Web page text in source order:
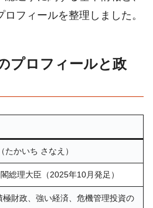
フィールを整理しました。
プロフィールと政
たかいち さなえ）
総理大臣（2025年10月発足）
極財政、強い経済、危機管理投資の